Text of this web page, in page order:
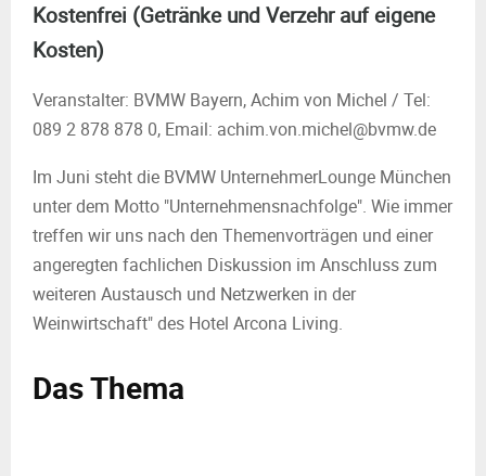
Kostenfrei (Getränke und Verzehr auf eigene
Kosten)
Veranstalter: BVMW Bayern, Achim von Michel / Tel:
089 2 878 878 0, Email: achim.von.michel@bvmw.de
Im Juni steht die BVMW UnternehmerLounge München
unter dem Motto "Unternehmensnachfolge". Wie immer
treffen wir uns nach den Themenvorträgen und einer
angeregten fachlichen Diskussion im Anschluss zum
weiteren Austausch und Netzwerken in der
Weinwirtschaft" des Hotel Arcona Living.
Das Thema